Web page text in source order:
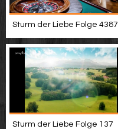
Sturm der Liebe Folge 4387
Sturm der Liebe Folge 137